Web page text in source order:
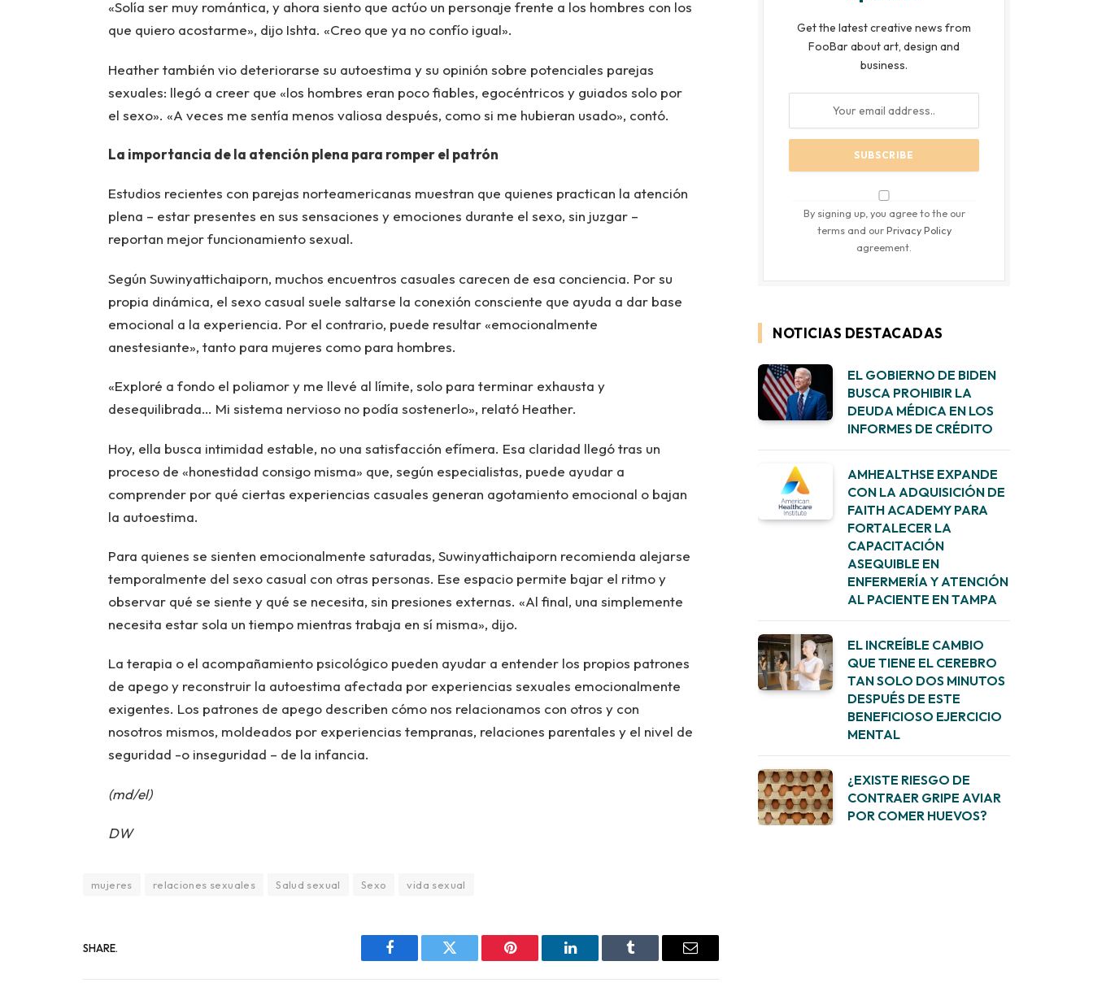
«Solía ser muy romántica, y ahora siento que actúo un personaje frente a los hombres con los
que quiero acostarme», dijo Ishta. «Creo que ya no confío igual».
Heather también vio deteriorarse su autoestima y su opinión sobre potenciales parejas
sexuales: llegó a creer que «los hombres eran poco fiables, egocéntricos y guiados solo por
el sexo». «A veces me sentía menos valiosa después, como si me hubieran usado», contó.
La importancia de la atención plena para romper el patrón
Estudios recientes con parejas norteamericanas muestran que quienes practican la atención
plena – estar presentes en sus sensaciones y emociones durante el sexo, sin juzgar –
reportan mejor funcionamiento sexual.
Según Suwinyattichaiporn, muchos encuentros casuales carecen de esa conciencia. Por su
propia dinámica, el sexo casual suele saltarse la conexión consciente que ayuda a dar base
emocional a la experiencia. Por el contrario, puede resultar «emocionalmente
anestesiante», tanto para mujeres como para hombres.
«Exploré a fondo el poliamor y me llevé al límite, solo para terminar exhausta y
desequilibrada… Mi sistema nervioso no podía sostenerlo», relató Heather.
Hoy, ella busca intimidad estable, no una satisfacción efímera. Esa claridad llegó tras un
proceso de «honestidad consigo misma» que, según especialistas, puede ayudar a
comprender por qué ciertas experiencias casuales generan agotamiento emocional o bajan
la autoestima.
Para quienes se sienten emocionalmente saturadas, Suwinyattichaiporn recomienda alejarse
temporalmente del sexo casual con otras personas. Ese espacio permite bajar el ritmo y
observar qué se siente y qué se necesita, sin presiones externas. «Al final, una simplemente
necesita estar sola un tiempo mientras trabaja en sí misma», dijo.
La terapia o el acompañamiento psicológico pueden ayudar a entender los propios patrones
de apego y reconstruir la autoestima afectada por experiencias sexuales emocionalmente
exigentes. Los patrones de apego describen cómo nos relacionamos con otros y con
nosotros mismos, moldeados por experiencias tempranas, relaciones parentales y el nivel de
seguridad -o inseguridad – de la infancia.
(md/el)
DW
mujeres relaciones sexuales Salud sexual Sexo vida sexual
SHARE.
Facebook Twitter Pinterest LinkedIn Tumblr Email
Get the latest creative news from
FooBar about art, design and
business.
By signing up, you agree to the our
terms and ourPrivacy Policy
agreement.
NOTICIAS DESTACADAS
EL GOBIERNO DE BIDEN
BUSCA PROHIBIR LA
DEUDA MÉDICA EN LOS
INFORMES DE CRÉDITO
AMHEALTHSE EXPANDE
CON LA ADQUISICIÓN DE
FAITH ACADEMY PARA
FORTALECER LA
CAPACITACIÓN
ASEQUIBLE EN
ENFERMERÍA Y ATENCIÓN
AL PACIENTE EN TAMPA
EL INCREÍBLE CAMBIO
QUE TIENE EL CEREBRO
TAN SOLO DOS MINUTOS
DESPUÉS DE ESTE
BENEFICIOSO EJERCICIO
MENTAL
¿EXISTE RIESGO DE
CONTRAER GRIPE AVIAR
POR COMER HUEVOS?